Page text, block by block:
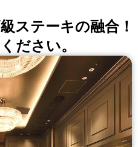
ステーキの融合！
ださい。